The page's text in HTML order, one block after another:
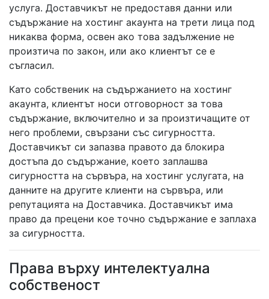
услуга. Доставчикът не предоставя данни или
съдържание на хостинг акаунта на трети лица под
никаква форма, освен ако това задължение не
произтича по закон, или ако клиентът се е
съгласил.
Като собственик на съдържанието на хостинг
акаунта, клиентът носи отговорност за това
съдържание, включително и за произтичащите от
него проблеми, свързани със сигурността.
Доставчикът си запазва правото да блокира
достъпа до съдържание, което заплашва
сигурността на сървъра, на хостинг услугата, на
данните на другите клиенти на сървъра, или
репутацията на Доставчика. Доставчикът има
право да прецени кое точно съдържание е заплаха
за сигурността.
Права върху интелектуална
собственост